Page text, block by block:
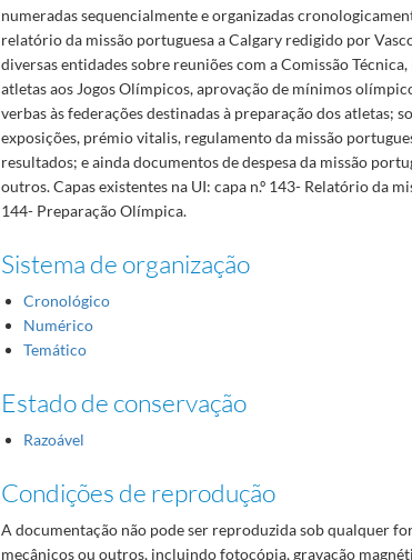
numeradas sequencialmente e organizadas
relatório da missão portuguesa a Calgary redigido por
diversas entidades sobre reuniões com a Comissão
atletas aos Jogos Olímpicos, aprovação de mínimos
verbas às federações destinadas à preparação dos atletas;
exposições, prémio vitalis, regulamento da missão
resultados; e ainda documentos de despesa da missão
outros. Capas existentes na UI: capa n.º 143- Relatório da
144- Preparação Olímpica.
Sistema de organização
Cronológico
Numérico
Temático
Estado de conservação
Razoável
Condições de reprodução
A documentação não pode ser reproduzida sob qualquer
mecânicos ou outros, incluindo fotocópia, gravação